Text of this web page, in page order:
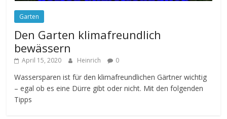
Garten
Den Garten klimafreundlich
bewässern
April 15, 2020 Heinrich 0
Wassersparen ist für den klimafreundlichen Gärtner wichtig
– egal ob es eine Dürre gibt oder nicht. Mit den folgenden
Tipps